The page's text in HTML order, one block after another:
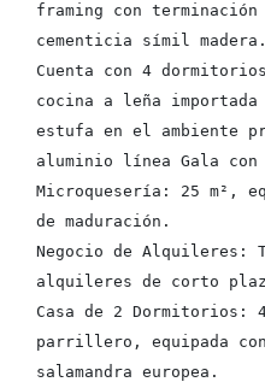
framing con
cementicia símil
Cuenta con 4
cocina a leña
estufa en el ambiente
aluminio línea Gala
Microquesería: 25 m²,
de maduración.
Negocio de Alquileres:
alquileres de corto
Casa de 2 Dormitorios:
parrillero, equipada
salamandra europea.